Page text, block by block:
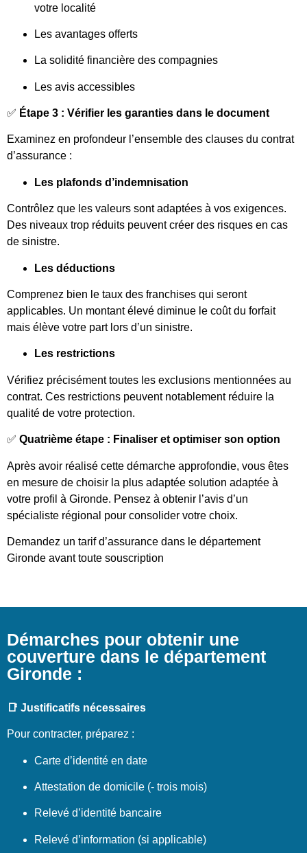
votre localité
Les avantages offerts
La solidité financière des compagnies
Les avis accessibles
✅ Étape 3 : Vérifier les garanties dans le document
Examinez en profondeur l’ensemble des clauses du contrat
d’assurance :
Les plafonds d’indemnisation
Contrôlez que les valeurs sont adaptées à vos exigences.
Des niveaux trop réduits peuvent créer des risques en cas
de sinistre.
Les déductions
Comprenez bien le taux des franchises qui seront
applicables. Un montant élevé diminue le coût du forfait
mais élève votre part lors d’un sinistre.
Les restrictions
Vérifiez précisément toutes les exclusions mentionnées au
contrat. Ces restrictions peuvent notablement réduire la
qualité de votre protection.
✅ Quatrième étape : Finaliser et optimiser son option
Après avoir réalisé cette démarche approfondie, vous êtes
en mesure de choisir la plus adaptée solution adaptée à
votre profil à Gironde. Pensez à obtenir l’avis d’un
spécialiste régional pour consolider votre choix.
Demandez un tarif d’assurance dans le département
Gironde avant toute souscription
Démarches pour obtenir une
couverture dans le département
Gironde :
📑 Justificatifs nécessaires
Pour contracter, préparez :
Carte d’identité en date
Attestation de domicile (- trois mois)
Relevé d’identité bancaire
Relevé d’information (si applicable)